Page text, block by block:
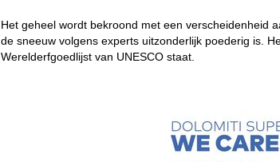
Het geheel wordt bekroond met een verscheidenheid
de sneeuw volgens experts uitzonderlijk poederig is.
Werelderfgoedlijst van UNESCO staat.